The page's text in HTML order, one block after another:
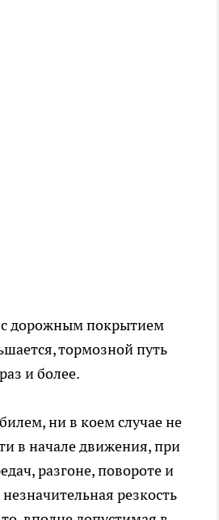
с дорожным покрытием
тормозной путь
и более.
ни в коем случае не
в начале движения, при
разгоне, повороте и
резкость